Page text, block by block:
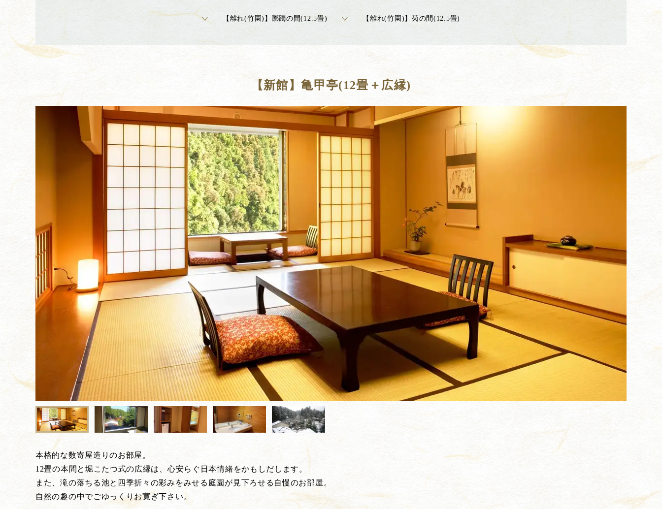
【離れ(竹園)】躑躅の間(12.5畳) 【離れ(竹園)】菊の間(12.5畳)
【新館】亀甲亭(12畳＋広縁)
本格的な数寄屋造りのお部屋。
12畳の本間と堀こたつ式の広縁は、心安らぐ日本情緒をかもしだします。
また、滝の落ちる池と四季折々の彩みをみせる庭園が見下ろせる自慢のお部屋。
自然の趣の中でごゆっくりお寛ぎ下さい。